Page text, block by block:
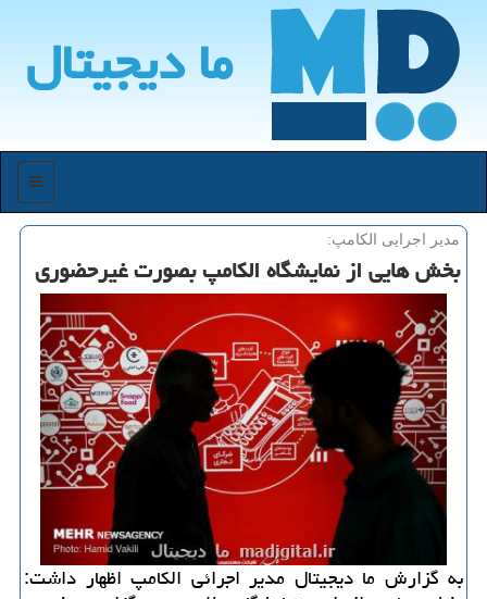
ما دیجیتال
منو
مدیر اجرایی الكامپ:
بخش هایی از نمایشگاه الكامپ بصورت غیرحضوری
به گزارش ما دیجیتال مدیر اجرائی الکامپ اظهار داشت: